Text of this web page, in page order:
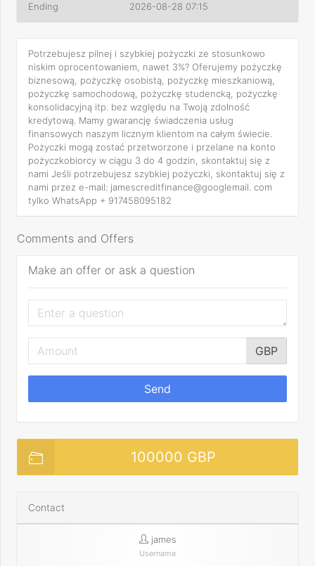
Ending 2026-08-28 07:15
Potrzebujesz pilnej i szybkiej pożyczki ze stosunkowo
niskim oprocentowaniem, nawet 3%? Oferujemy pożyczkę
biznesową, pożyczkę osobistą, pożyczkę mieszkaniową,
pożyczkę samochodową, pożyczkę studencką, pożyczkę
konsolidacyjną itp. bez względu na Twoją zdolność
kredytową. Mamy gwarancję świadczenia usług
finansowych naszym licznym klientom na całym świecie.
Pożyczki mogą zostać przetworzone i przelane na konto
pożyczkobiorcy w ciągu 3 do 4 godzin, skontaktuj się z
nami Jeśli potrzebujesz szybkiej pożyczki, skontaktuj się z
nami przez e-mail: jamescreditfinance@googlemail. com
tylko WhatsApp + 917458095182
Comments and Offers
Make an offer or ask a question
GBP
Send
100000 GBP
Contact
james
Username